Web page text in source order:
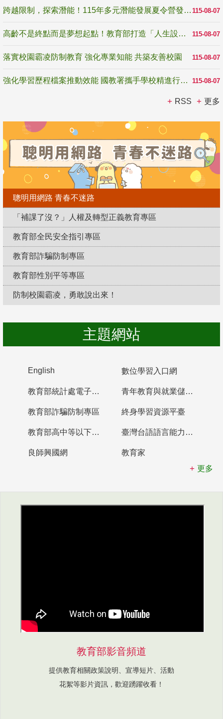
115-08-07
跨越限制，探索潛能！115年多元潛能發展夏令營發掘生命無限可能
115-08-07
高齡不是終點而是夢想起點！教育部打造「人生設計夢工場」 參展第3屆高齡健康產業博覽會
115-08-07
落實校園霸凌防制教育 強化專業知能 共築友善校園
115-08-07
強化學習歷程檔案推動效能 國教署攜手學校精進行政與教學支持
RSS 更多
聰明用網路 青春不迷路
「補課了沒？」人權及轉型正義教育專區
教育部全民安全指引專區
教育部詐騙防制專區
教育部性別平等專區
防制校園霸凌，勇敢說出來！
主題網站
English 數位學習入口網
教育部統計處電子書櫃 青年教育與就業儲蓄帳戶
教育部詐騙防制專區 終身學習資源平臺
教育部高中等以下學校及幼兒園教師資格檢定考試 臺灣台語語言能力認證網站
良師興國網
教育家
更多
教育部影音頻道
提供教育相關政策說明、宣導短片、活動
花絮等影片資訊，歡迎踴躍收看！